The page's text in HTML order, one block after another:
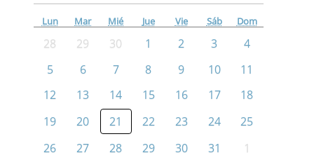
Lun Mar Mié Jue Vie Sáb Dom
28 29 30 1 2 3
4
5
6 7 8 9 10
11
12
13 14 15 16 17
18
19
20 21 22 23 24
25
26
27 28 29 30 31 1